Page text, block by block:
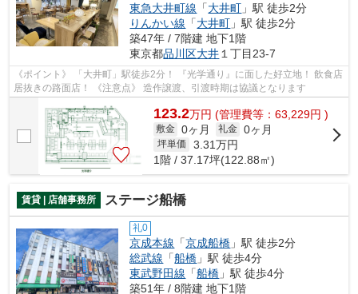
東急大井町線 「大井町 」駅 徒歩2分
りんかい線 「大井町 」駅 徒歩2分
築47年 / 7階建 地下1階
東京都品川区大井 １丁目23-7
《ポイント》 「大井町」駅徒歩2分！ 『光学通り』に面した好立地！ 飲食店
居抜きの路面店！ 《注意点》 造作譲渡、引渡時期は協議となります
123.2万円 (管理費等：63,229円 )
敷金 0ヶ月 礼金 0ヶ月
坪単価 3.31万円
1階 / 37.17坪(122.88㎡)
賃貸 | 店舗事務所 ステージ船橋
礼0
京成本線 「京成船橋 」駅 徒歩2分
総武線 「船橋 」駅 徒歩4分
東武野田線 「船橋 」駅 徒歩4分
築51年 / 8階建 地下1階